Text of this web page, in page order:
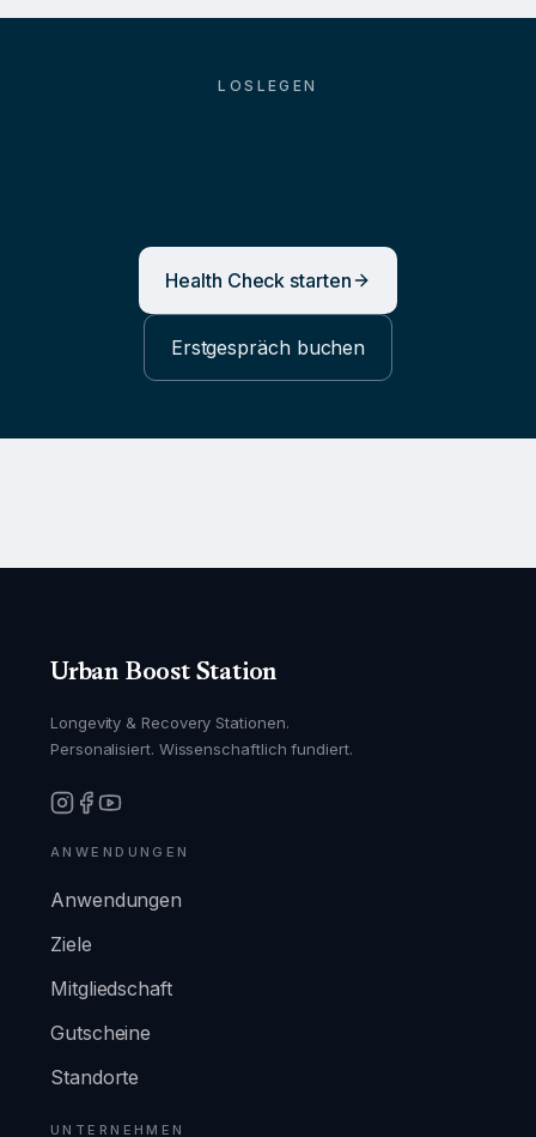
LOSLEGEN
Health Check starten
Erstgespräch buchen
Urban Boost Station
Longevity & Recovery Stationen.
Personalisiert. Wissenschaftlich fundiert.
ANWENDUNGEN
Anwendungen
Ziele
Mitgliedschaft
Gutscheine
Standorte
UNTERNEHMEN